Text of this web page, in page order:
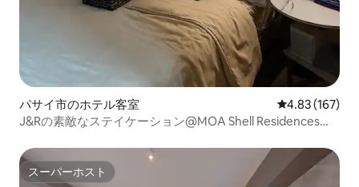
パサイ市のホテル客室 レビュー167
4.83 (167)
J&Rの素敵なステイケーション@MOA Shell Residences
スーパーホスト
スーパーホスト